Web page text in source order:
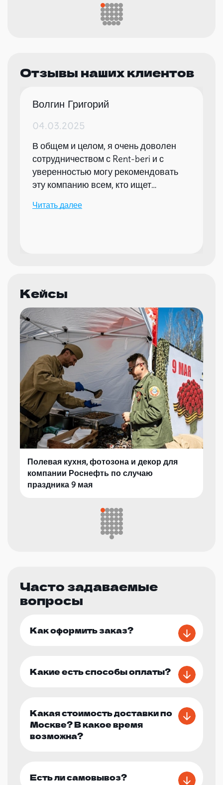
Отзывы наших клиентов
Волгин Григорий
04.03.2025
В общем и целом, я очень доволен
сотрудничеством с Rent-beri и с
уверенностью могу рекомендовать
эту компанию всем, кто ищет
мероприятий.
Читать далее
Кейсы
Полевая кухня, фотозона и декор для
компании Роснефть по случаю
праздника 9 мая
Часто задаваемые
вопросы
Как оформить заказ?
Какие есть способы оплаты?
Какая стоимость доставки по
Москве? В какое время
возможна?
Есть ли самовывоз?